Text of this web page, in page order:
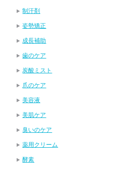
制汗剤
姿勢矯正
成長補助
歯のケア
炭酸ミスト
爪のケア
美容液
美肌ケア
臭いのケア
薬用クリーム
酵素